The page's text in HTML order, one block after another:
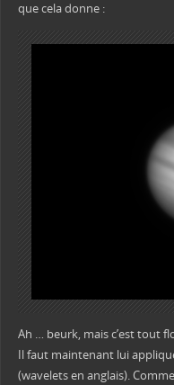
que cela donne :
Ah … beurk, mais c’est tout
Il faut maintenant lui
(wavelets en anglais).